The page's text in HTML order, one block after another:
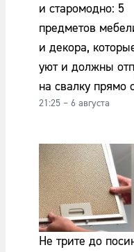
и старомодно: 5
предметов
и декора,
уют и должны
на свалку прямо
21:25 – 6 августа
Не трите до